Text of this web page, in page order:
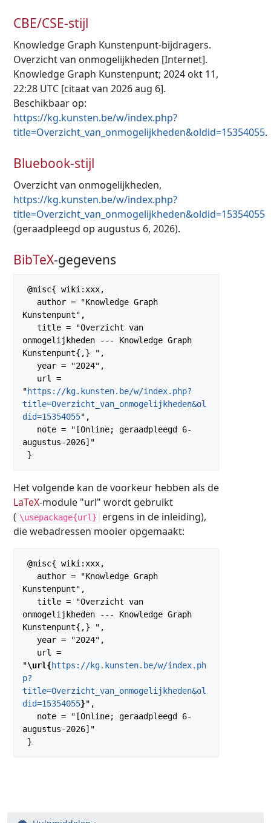
CBE/CSE-stijl
Knowledge Graph Kunstenpunt-bijdragers.
Overzicht van onmogelijkheden [Internet].
Knowledge Graph Kunstenpunt; 2024 okt 11,
22:28 UTC [citaat van 2026 aug 6].
Beschikbaar op:
https://kg.kunsten.be/w/index.php?
title=Overzicht_van_onmogelijkheden&oldid=15354055.
Bluebook-stijl
Overzicht van onmogelijkheden,
https://kg.kunsten.be/w/index.php?
title=Overzicht_van_onmogelijkheden&oldid=15354055
(geraadpleegd op augustus 6, 2026).
BibTeX-gegevens
Kunstenpunt",
onmogelijkheden --- Knowledge Graph
Kunstenpunt{,} ",
"https://kg.kunsten.be/w/index.php?
title=Overzicht_van_onmogelijkheden&ol
did=15354055",
augustus-2026]"
Het volgende kan de voorkeur hebben als de
LaTeX-module "url" wordt gebruikt
( \usepackage{url}
ergens in de inleiding),
die webadressen mooier opgemaakt:
Kunstenpunt",
onmogelijkheden --- Knowledge Graph
Kunstenpunt{,} ",
"\url{https://kg.kunsten.be/w/index.ph
p?
title=Overzicht_van_onmogelijkheden&ol
did=15354055}",
augustus-2026]"